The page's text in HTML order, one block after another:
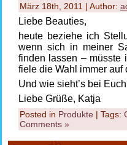
März 18th, 2011 | Author:
Liebe Beauties,
heute beziehe ich
wenn sich in meiner
finden lassen – müsste
fiele die Wahl immer auf
Und wie sieht’s bei
Liebe Grüße, Katja
Posted in Produkte | Tags:
Comments »